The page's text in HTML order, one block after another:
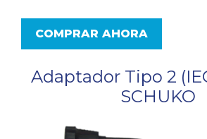
COMPRAR AHORA
Adaptador Tipo 2
SCHUKO